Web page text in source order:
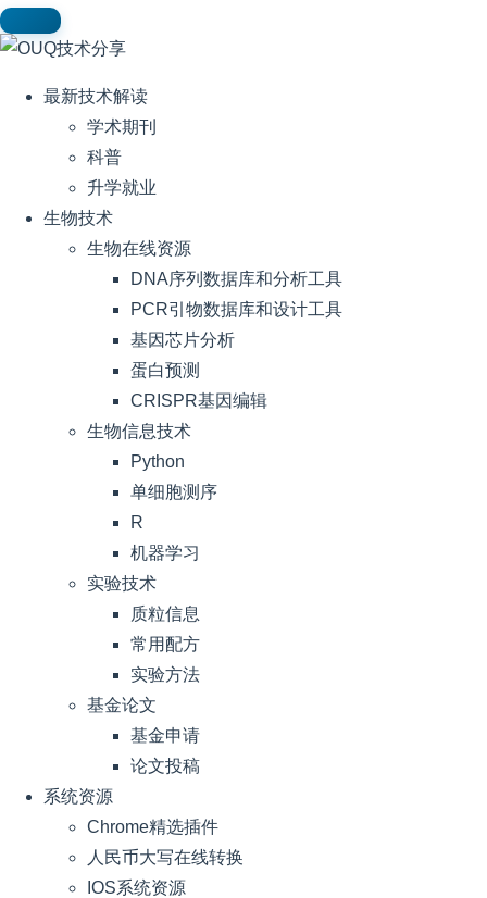
最新技术解读
学术期刊
科普
升学就业
生物技术
生物在线资源
DNA序列数据库和分析工具
PCR引物数据库和设计工具
基因芯片分析
蛋白预测
CRISPR基因编辑
生物信息技术
Python
单细胞测序
R
机器学习
实验技术
质粒信息
常用配方
实验方法
基金论文
基金申请
论文投稿
系统资源
Chrome精选插件
人民币大写在线转换
IOS系统资源